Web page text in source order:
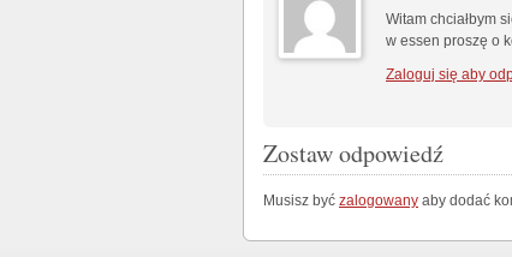
Witam chciałbym
w essen proszę o
Zaloguj się aby
Zostaw odpowiedź
Musisz być zalogowany aby dodać